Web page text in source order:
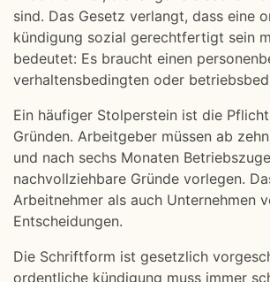
sind. Das Gesetz verlangt, dass eine
kündigung sozial gerechtfertigt sein
bedeutet: Es braucht einen
verhaltensbedingten oder
Ein häufiger Stolperstein ist die
Gründen. Arbeitgeber müssen ab
und nach sechs Monaten
nachvollziehbare Gründe vorlegen.
Arbeitnehmer als auch Unternehmen
Entscheidungen.
Die Schriftform ist gesetzlich
ordentliche kündigung muss immer